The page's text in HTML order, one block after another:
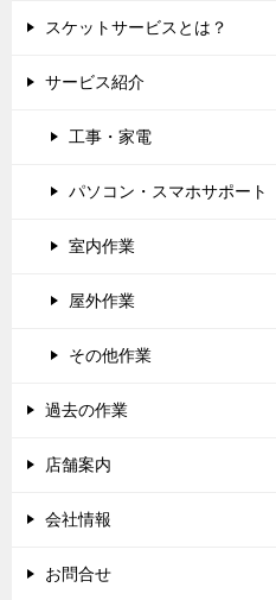
スケットサービスとは？
サービス紹介
工事・家電
パソコン・スマホサポート
室内作業
屋外作業
その他作業
過去の作業
店舗案内
会社情報
お問合せ